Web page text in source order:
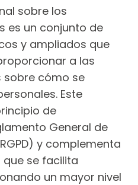
sobre los
es un conjunto de
y ampliados que
a las
sobre cómo se
Este
de
General de
y complementa
se facilita
un mayor nivel